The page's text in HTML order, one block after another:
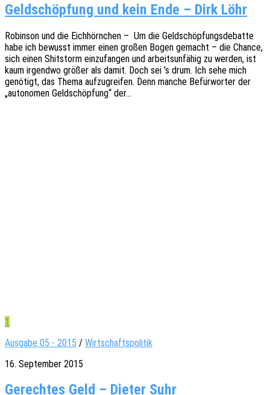
Geldschöpfung und kein Ende – Dirk Löhr
Robin­son und die Eich­hörn­chen – Um die Geld­schöp­fungs­de­bat­te
habe ich bewusst immer einen großen Bogen gemacht – die Chance,
sich einen Shit­s­torm einzu­fan­gen und arbeits­un­fä­hig zu werden, ist
kaum irgend­wo größer als damit. Doch sei ’s drum. Ich sehe mich
genö­tigt, das Thema aufzu­grei­fen. Denn manche Befür­wor­ter der
„auto­no­men Geld­schöp­fung“ der…
1
Ausgabe 05 - 2015 / Wirtschaftspolitik
16. September 2015
Gerechtes Geld – Dieter Suhr